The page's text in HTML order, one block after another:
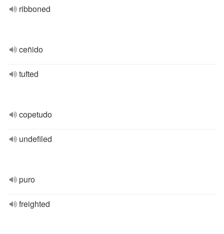
ribboned
ceñido
tufted
copetudo
undefiled
puro
freighted